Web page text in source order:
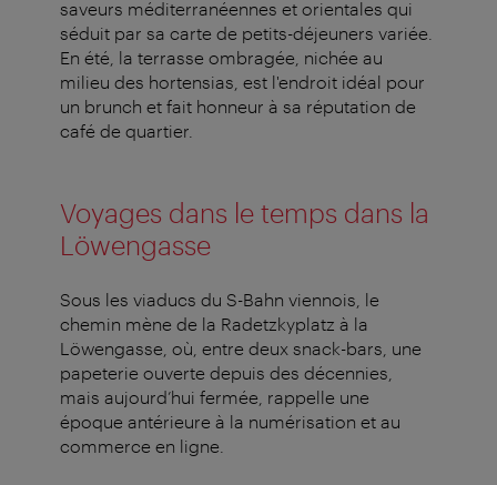
saveurs méditerranéennes et orientales qui
séduit par sa carte de petits-déjeuners variée.
En été, la terrasse ombragée, nichée au
milieu des hortensias, est l'endroit idéal pour
un brunch et fait honneur à sa réputation de
café de quartier.
Voyages dans le temps dans la
Löwengasse
Sous les viaducs du S-Bahn viennois, le
chemin mène de la Radetzkyplatz à la
Löwengasse, où, entre deux snack-bars, une
papeterie ouverte depuis des décennies,
mais aujourd’hui fermée, rappelle une
époque antérieure à la numérisation et au
commerce en ligne.